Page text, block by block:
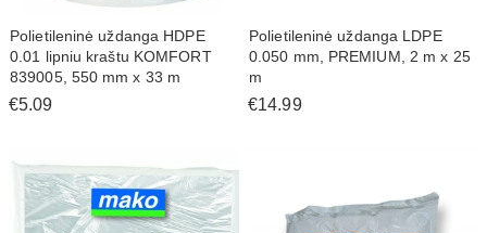
Polietileninė uždanga HDPE
0.01 lipniu kraštu KOMFORT
839005, 550 mm x 33 m
€5.09
Polietileninė uždanga LDPE
0.050 mm, PREMIUM, 2 m x 25
m
€14.99